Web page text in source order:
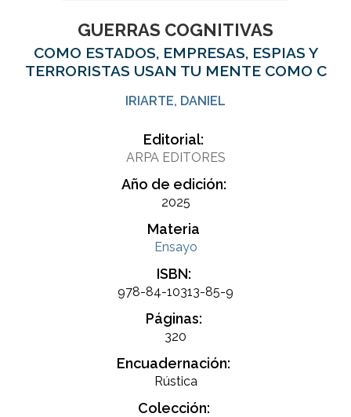
GUERRAS COGNITIVAS
COMO ESTADOS, EMPRESAS, ESPIAS Y
TERRORISTAS USAN TU MENTE COMO C
IRIARTE, DANIEL
Editorial:
ARPA EDITORES
Año de edición:
2025
Materia
Ensayo
ISBN:
978-84-10313-85-9
Páginas:
320
Encuadernación:
Rústica
Colección: